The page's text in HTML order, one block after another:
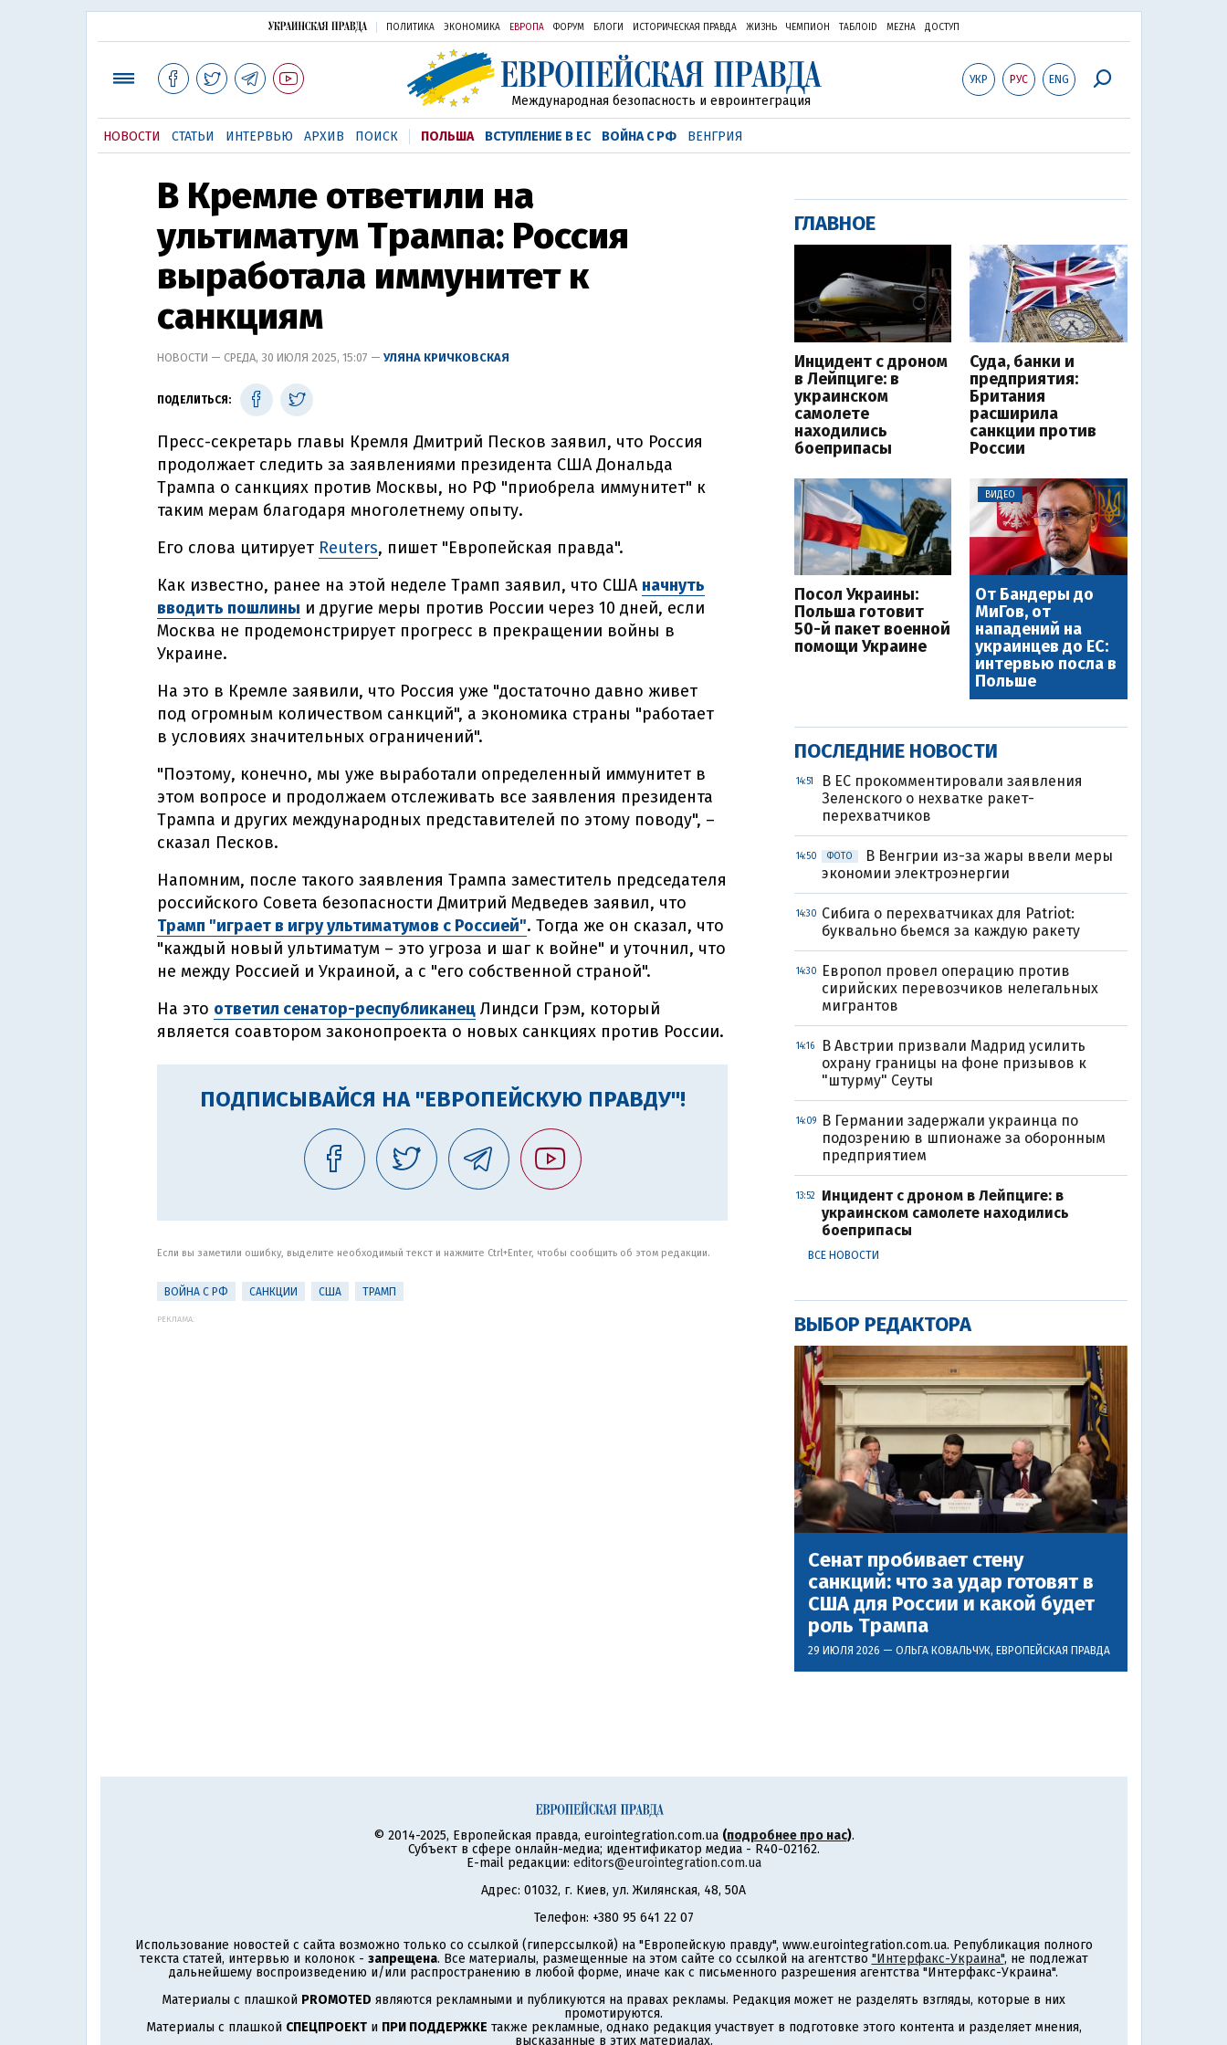
ПОЛИТИКА ЭКОНОМИКА ЕВРОПА ФОРУМ БЛОГИ ИСТОРИЧЕСКАЯ ПРАВДА ЖИЗНЬ ЧЕМПИОН ТАБЛОID MEZHA ДОСТУП
УКР РУС ENG
Международная безопасность и евроинтеграция
НОВОСТИ СТАТЬИ ИНТЕРВЬЮ АРХИВ ПОИСК ПОЛЬША ВСТУПЛЕНИЕ В ЕС ВОЙНА С РФ ВЕНГРИЯ
В Кремле ответили на
ультиматум Трампа: Россия
выработала иммунитет к
санкциям
НОВОСТИ — СРЕДА, 30 ИЮЛЯ 2025, 15:07 — УЛЯНА КРИЧКОВСКАЯ
ПОДЕЛИТЬСЯ:
Пресс-секретарь главы Кремля Дмитрий Песков заявил, что Россия
продолжает следить за заявлениями президента США Дональда
Трампа о санкциях против Москвы, но РФ "приобрела иммунитет" к
таким мерам благодаря многолетнему опыту.
Его слова цитирует Reuters, пишет "Европейская правда".
Как известно, ранее на этой неделе Трамп заявил, что США начнуть
вводить пошлины и другие меры против России через 10 дней, если
Москва не продемонстрирует прогресс в прекращении войны в
Украине.
На это в Кремле заявили, что Россия уже "достаточно давно живет
под огромным количеством санкций", а экономика страны "работает
в условиях значительных ограничений".
"Поэтому, конечно, мы уже выработали определенный иммунитет в
этом вопросе и продолжаем отслеживать все заявления президента
Трампа и других международных представителей по этому поводу", –
сказал Песков.
Напомним, после такого заявления Трампа заместитель председателя
российского Совета безопасности Дмитрий Медведев заявил, что
Трамп "играет в игру ультиматумов с Россией". Тогда же он сказал, что
"каждый новый ультиматум – это угроза и шаг к войне" и уточнил, что
не между Россией и Украиной, а с "его собственной страной".
На это ответил сенатор-республиканец Линдси Грэм, который
является соавтором законопроекта о новых санкциях против России.
ПОДПИСЫВАЙСЯ НА "ЕВРОПЕЙСКУЮ ПРАВДУ"!
Если вы заметили ошибку, выделите необходимый текст и нажмите Ctrl+Enter, чтобы сообщить об этом редакции.
ВОЙНА С РФ САНКЦИИ США ТРАМП
РЕКЛАМА:
ГЛАВНОЕ
Инцидент с дроном
в Лейпциге: в
украинском
самолете
находились
боеприпасы
Суда, банки и
предприятия:
Британия
расширила
санкции против
России
Посол Украины:
Польша готовит
50-й пакет военной
помощи Украине
ВИДЕО
От Бандеры до
МиГов, от
нападений на
украинцев до ЕС:
интервью посла в
Польше
ПОСЛЕДНИЕ НОВОСТИ
14:51
В ЕС прокомментировали заявления
Зеленского о нехватке ракет-
перехватчиков
14:50 ФОТО
В Венгрии из-за жары ввели меры
экономии электроэнергии
14:30 Сибига о перехватчиках для Patriot:
буквально бьемся за каждую ракету
14:30
Европол провел операцию против
сирийских перевозчиков нелегальных
мигрантов
14:16
В Австрии призвали Мадрид усилить
охрану границы на фоне призывов к
"штурму" Сеуты
14:09
В Германии задержали украинца по
подозрению в шпионаже за оборонным
предприятием
13:52
Инцидент с дроном в Лейпциге: в
украинском самолете находились
боеприпасы
ВСЕ НОВОСТИ
ВЫБОР РЕДАКТОРА
Сенат пробивает стену
санкций: что за удар готовят в
США для России и какой будет
роль Трампа
29 ИЮЛЯ 2026 — ОЛЬГА КОВАЛЬЧУК, ЕВРОПЕЙСКАЯ ПРАВДА
© 2014-2025, Европейская правда, eurointegration.com.ua (подробнее про нас).
Субъект в сфере онлайн-медиа; идентификатор медиа - R40-02162.
E-mail редакции: editors@eurointegration.com.ua
Адрес: 01032, г. Киев, ул. Жилянская, 48, 50А
Телефон: +380 95 641 22 07
Использование новостей с сайта возможно только со ссылкой (гиперссылкой) на "Европейскую правду", www.eurointegration.com.ua. Републикация полного
текста статей, интервью и колонок - запрещена. Все материалы, размещенные на этом сайте со ссылкой на агентство "Интерфакс-Украина", не подлежат
дальнейшему воспроизведению и/или распространению в любой форме, иначе как с письменного разрешения агентства "Интерфакс-Украина".
Материалы с плашкой PROMOTED являются рекламными и публикуются на правах рекламы. Редакция может не разделять взгляды, которые в них
промотируются.
Материалы с плашкой СПЕЦПРОЕКТи ПРИ ПОДДЕРЖКЕ также рекламные, однако редакция участвует в подготовке этого контента и разделяет мнения,
высказанные в этих материалах.